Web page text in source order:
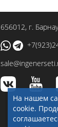
656012, г.
На нашем
cookie.